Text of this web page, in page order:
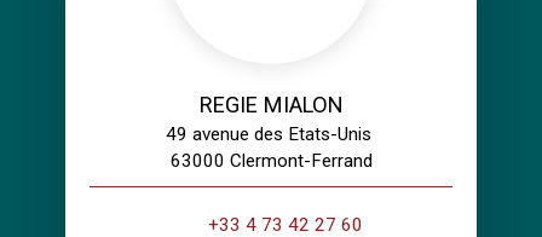
REGIE MIALON
49 avenue des Etats-Unis
63000 Clermont-Ferrand
+33 4 73 42 27 60